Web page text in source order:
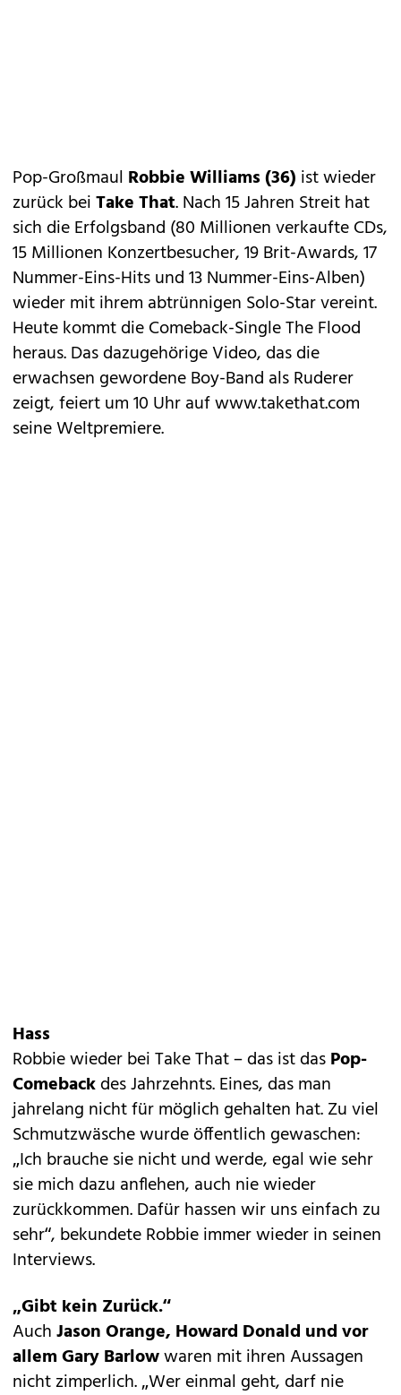
Pop-Großmaul Robbie Williams (36) ist wieder
zurück beiTake That. Nach 15 Jahren Streit hat
sich die Erfolgsband (80 Millionen verkaufte CDs,
15 Millionen Konzertbesucher, 19 Brit-Awards, 17
Nummer-Eins-Hits und 13 Nummer-Eins-Alben)
wieder mit ihrem abtrünnigen Solo-Star vereint.
Heute kommt die Comeback-Single The Flood
heraus. Das dazugehörige Video, das die
erwachsen gewordene Boy-Band als Ruderer
zeigt, feiert um 10 Uhr auf www.takethat.com
seine Weltpremiere.
Hass
Robbie wieder bei Take That – das ist dasPop-
Comebackdes Jahrzehnts. Eines, das man
jahrelang nicht für möglich gehalten hat. Zu viel
Schmutzwäsche wurde öffentlich gewaschen:
„Ich brauche sie nicht und werde, egal wie sehr
sie mich dazu anflehen, auch nie wieder
zurückkommen. Dafür hassen wir uns einfach zu
sehr“, bekundete Robbie immer wieder in seinen
Interviews.
„Gibt kein Zurück.“
AuchJason Orange, Howard Donald und vor
allem Gary Barlowwaren mit ihren Aussagen
nicht zimperlich. „Wer einmal geht, darf nie